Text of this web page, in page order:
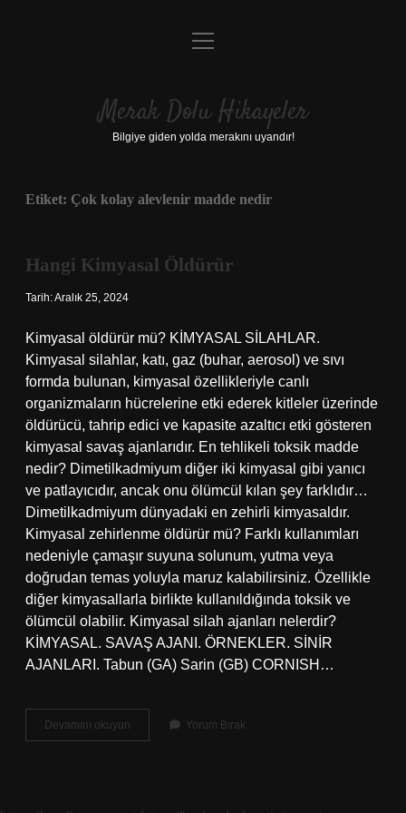
Anasayfa
Yasal Uyarı
menüyü
Merak Dolu Hikayeler
Bilgiye giden yolda merakını uyandır!
Etiket: Çok kolay alevlenir madde nedir
Hangi Kimyasal Öldürür
Tarih: Aralık 25, 2024
Kimyasal öldürür mü? KİMYASAL SİLAHLAR.
Kimyasal silahlar, katı, gaz (buhar, aerosol) ve sıvı
formda bulunan, kimyasal özellikleriyle canlı
organizmaların hücrelerine etki ederek kitleler üzerinde
öldürücü, tahrip edici ve kapasite azaltıcı etki gösteren
kimyasal savaş ajanlarıdır. En tehlikeli toksik madde
nedir? Dimetilkadmiyum diğer iki kimyasal gibi yanıcı
ve patlayıcıdır, ancak onu ölümcül kılan şey farklıdır…
Dimetilkadmiyum dünyadaki en zehirli kimyasaldır.
Kimyasal zehirlenme öldürür mü? Farklı kullanımları
nedeniyle çamaşır suyuna solunum, yutma veya
doğrudan temas yoluyla maruz kalabilirsiniz. Özellikle
diğer kimyasallarla birlikte kullanıldığında toksik ve
ölümcül olabilir. Kimyasal silah ajanları nelerdir?
KİMYASAL. SAVAŞ AJANI. ÖRNEKLER. SİNİR
AJANLARI. Tabun (GA) Sarin (GB) CORNISH…
Devamını okuyun
Kimyasal
Yorum Bırak